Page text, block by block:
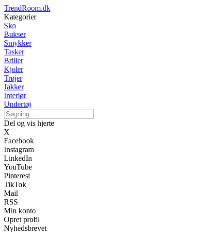
TrendRoom.dk
Kategorier
Sko
Bukser
Smykker
Tasker
Briller
Kjoler
Trøjer
Jakker
Interiør
Undertøj
Del og vis hjerte
X
Facebook
Instagram
LinkedIn
YouTube
Pinterest
TikTok
Mail
RSS
Min konto
Opret profil
Nyhedsbrevet